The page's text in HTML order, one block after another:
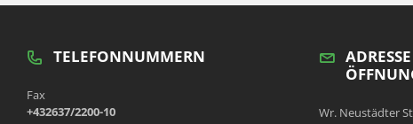
TELEFONNUMMERN
Fax
+432637/2200-10
Wr. Neustädter